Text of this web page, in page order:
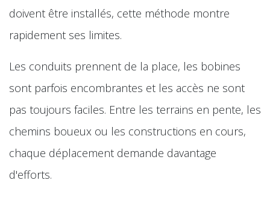
doivent être installés, cette méthode montre
rapidement ses limites.
Les conduits prennent de la place, les bobines
sont parfois encombrantes et les accès ne sont
pas toujours faciles. Entre les terrains en pente, les
chemins boueux ou les constructions en cours,
chaque déplacement demande davantage
d'efforts.